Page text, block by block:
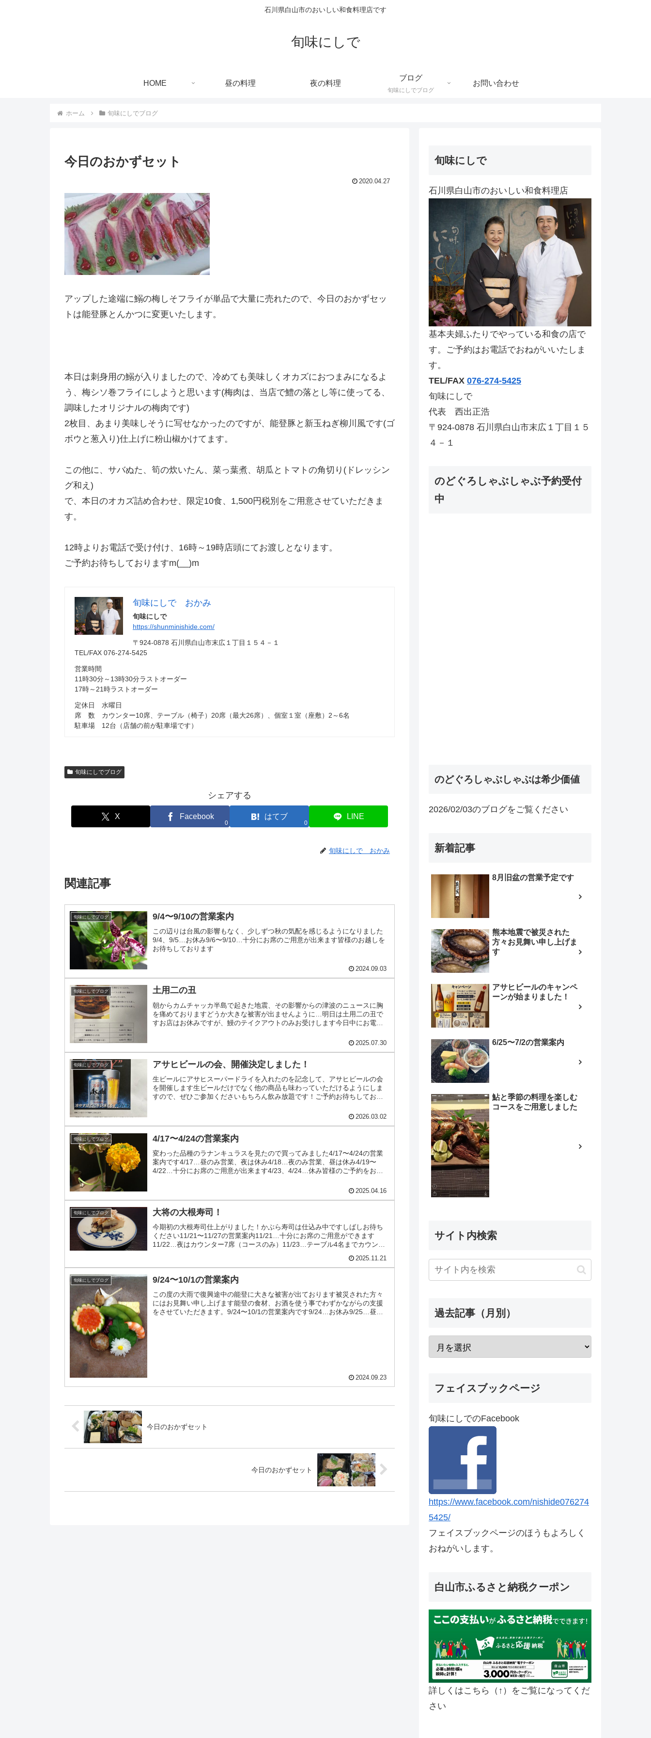
石川県白山市のおいしい和食料理店です
旬味にしで
HOME 昼の料理 夜の料理
ブログ
旬味にしでブログ
お問い合わせ
ホーム 旬味にしでブログ
今日のおかずセット
2020.04.27
アップした途端に鰯の梅しそフライが単品で大量に売れたので、今日のおかずセッ
トは能登豚とんかつに変更いたします。
本日は刺身用の鰯が入りましたので、冷めても美味しくオカズにおつまみになるよ
う、梅シソ巻フライにしようと思います(梅肉は、当店で鱧の落とし等に使ってる、
調味したオリジナルの梅肉です)
2枚目、あまり美味しそうに写せなかったのですが、能登豚と新玉ねぎ柳川風です(ゴ
ボウと葱入り)仕上げに粉山椒かけてます。
この他に、サバぬた、筍の炊いたん、菜っ葉煮、胡瓜とトマトの角切り(ドレッシン
グ和え)
で、本日のオカズ詰め合わせ、限定10食、1,500円税別をご用意させていただきま
す。
12時よりお電話で受け付け、16時～19時店頭にてお渡しとなります。
ご予約お待ちしておりますm(__)m
旬味にしで おかみ
旬味にしで
https://shunminishide.com/
〒924-0878 石川県白山市末広１丁目１５４－１
TEL/FAX 076-274-5425
営業時間
11時30分～13時30分ラストオーダー
17時～21時ラストオーダー
定休日 水曜日
席 数 カウンター10席、テーブル（椅子）20席（最大26席）、個室１室（座敷）2～6名
駐車場 12台（店舗の前が駐車場です）
旬味にしでブログ
シェアする
X Facebook
0
はてブ
0
LINE
旬味にしで おかみ
関連記事
旬味にしでブログ 9/4〜9/10の営業案内
この辺りは台風の影響もなく、少しずつ秋の気配を感じるようになりました
9/4、9/5…お休み9/6〜9/10…十分にお席のご用意が出来ます皆様のお越しを
お待ちしております
2024.09.03
旬味にしでブログ 土用二の丑
朝からカムチャッカ半島で起きた地震、その影響からの津波のニュースに胸
を痛めておりますどうか大きな被害が出ませんように…明日は土用二の丑で
すお店はお休みですが、鰻のテイクアウトのみお受けします今日中にお電話
2025.07.30
旬味にしでブログ アサヒビールの会、開催決定しました！
生ビールにアサヒスーパードライを入れたのを記念して、アサヒビールの会
を開催します生ビールだけでなく他の商品も味わっていただけるようにしま
すので、ぜひご参加くださいもちろん飲み放題です！ご予約お待ちしており
2026.03.02
旬味にしでブログ 4/17〜4/24の営業案内
変わった品種のラナンキュラスを見たので買ってみました4/17〜4/24の営業
案内です4/17…昼のみ営業、夜は休み4/18…夜のみ営業、昼は休み4/19〜
4/22…十分にお席のご用意が出来ます4/23、4/24…休み皆様のご予約をお待
2025.04.16
旬味にしでブログ 大将の大根寿司！
今期初の大根寿司仕上がりました！かぶら寿司は仕込み中ですしばしお待ち
ください11/21〜11/27の営業案内11/21…十分にお席のご用意ができます
11/22…夜はカウンター7席（コースのみ）11/23…テーブル4名までカウンタ
2025.11.21
旬味にしでブログ 9/24〜10/1の営業案内
この度の大雨で復興途中の能登に大きな被害が出ております被災された方々
にはお見舞い申し上げます能登の食材、お酒を使う事でわずかながらの支援
をさせていただきます。9/24〜10/1の営業案内です9/24…お休み9/25…昼は
2024.09.23
今日のおかずセット
今日のおかずセット
旬味にしで
石川県白山市のおいしい和食料理店
基本夫婦ふたりでやっている和食の店で
す。ご予約はお電話でおねがいいたしま
す。
TEL/FAX 076-274-5425
旬味にしで
代表 西出正浩
〒924-0878 石川県白山市末広１丁目１５
４－１
のどぐろしゃぶしゃぶ予約受付
中
のどぐろしゃぶしゃぶは希少価値
2026/02/03のブログをご覧ください
新着記事
8月旧盆の営業予定です
熊本地震で被災された
方々お見舞い申し上げま
す
アサヒビールのキャンペ
ーンが始まりました！
6/25〜7/2の営業案内
鮎と季節の料理を楽しむ
コースをご用意しました
サイト内検索
過去記事（月別）
フェイスブックページ
旬味にしでのFacebook
https://www.facebook.com/nishide076274
5425/
フェイスブックページのほうもよろしく
おねがいします。
白山市ふるさと納税クーポン
詳しくはこちら（↑）をご覧になってくだ
さい